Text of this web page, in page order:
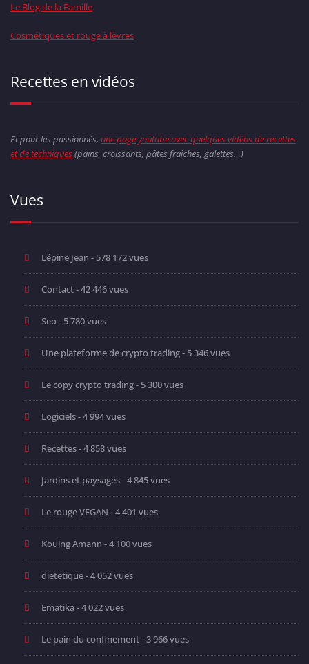
Le Blog de la Famille
Cosmétiques et rouge à lèvres
Recettes en vidéos
Et pour les passionnés, une page youtube avec quelques vidéos de recettes
et de techniques(pains, croissants, pâtes fraîches, galettes…)
Vues
Lépine Jean - 578 172 vues
Contact- 42 446 vues
Seo - 5 780 vues
Une plateforme de crypto trading- 5 346 vues
Le copy crypto trading- 5 300 vues
Logiciels- 4 994 vues
Recettes- 4 858 vues
Jardins et paysages- 4 845 vues
Le rouge VEGAN - 4 401 vues
Kouing Amann - 4 100 vues
dietetique- 4 052 vues
Ematika- 4 022 vues
Le pain du confinement- 3 966 vues